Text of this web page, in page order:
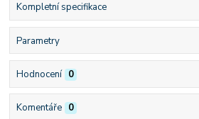
Kompletní specifikace
Parametry
Hodnocení 0
Komentáře 0